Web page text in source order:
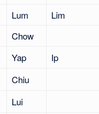
Lum
Lim
Chow
Yap
Ip
Chiu
Lui